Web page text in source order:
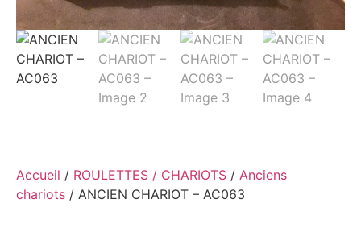
Accueil / ROULETTES / CHARIOTS / Anciens
chariots / ANCIEN CHARIOT – AC063